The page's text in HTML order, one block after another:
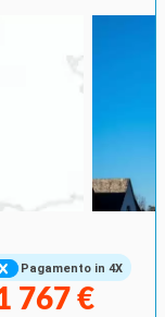
Pagamento in 4X
767 €